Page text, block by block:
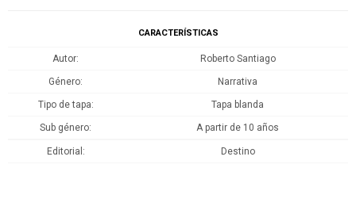
CARACTERÍSTICAS
Autor Roberto Santiago
Género Narrativa
Tipo de tapa Tapa blanda
Sub género A partir de 10 años
Editorial Destino